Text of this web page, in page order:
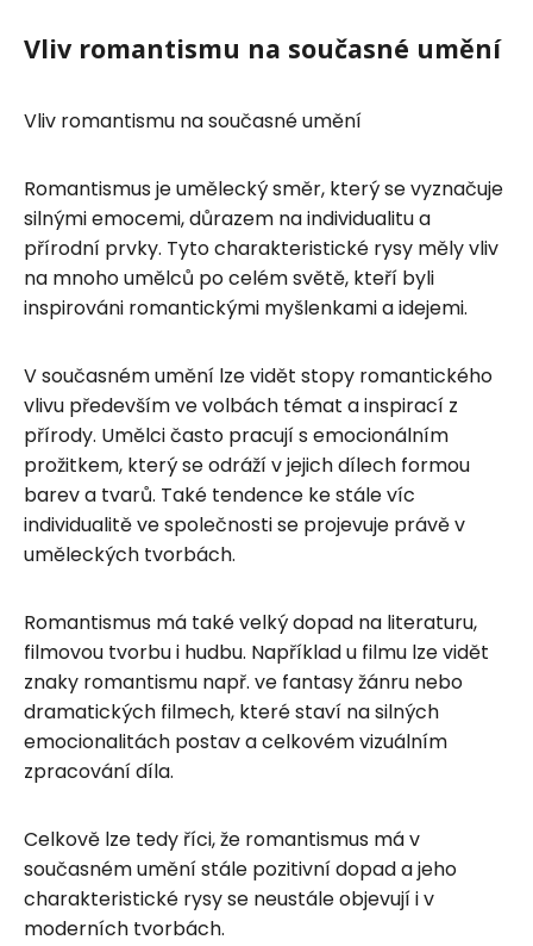
Vliv romantismu na současné umění
Vliv romantismu na současné umění
Romantismus je umělecký směr, který se vyznačuje
silnými emocemi, důrazem na individualitu a
přírodní prvky. Tyto charakteristické rysy měly vliv
na mnoho umělců po celém světě, kteří byli
inspirováni romantickými myšlenkami a idejemi.
V současném umění lze vidět stopy romantického
vlivu především ve volbách témat a inspirací z
přírody. Umělci často pracují s emocionálním
prožitkem, který se odráží v jejich dílech formou
barev a tvarů. Také tendence ke stále víc
individualitě ve společnosti se projevuje právě v
uměleckých tvorbách.
Romantismus má také velký dopad na literaturu,
filmovou tvorbu i hudbu. Například u filmu lze vidět
znaky romantismu např. ve fantasy žánru nebo
dramatických filmech, které staví na silných
emocionalitách postav a celkovém vizuálním
zpracování díla.
Celkově lze tedy říci, že romantismus má v
současném umění stále pozitivní dopad a jeho
charakteristické rysy se neustále objevují i v
moderních tvorbách.